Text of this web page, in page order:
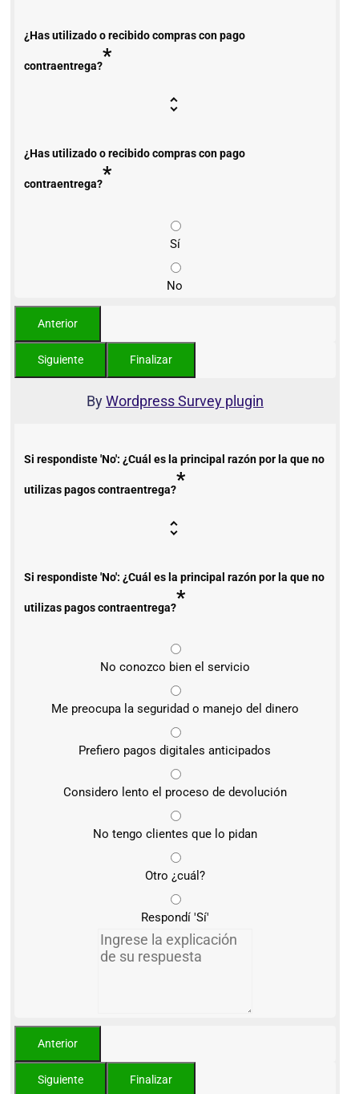
¿Has utilizado o recibido compras con pago
contraentrega?*
¿Has utilizado o recibido compras con pago
contraentrega?*
Sí
No
ByWordpress Survey plugin
Si respondiste 'No': ¿Cuál es la principal razón por la que no
utilizas pagos contraentrega?*
Si respondiste 'No': ¿Cuál es la principal razón por la que no
utilizas pagos contraentrega?*
No conozco bien el servicio
Me preocupa la seguridad o manejo del dinero
Prefiero pagos digitales anticipados
Considero lento el proceso de devolución
No tengo clientes que lo pidan
Otro ¿cuál?
Respondí 'Sí'